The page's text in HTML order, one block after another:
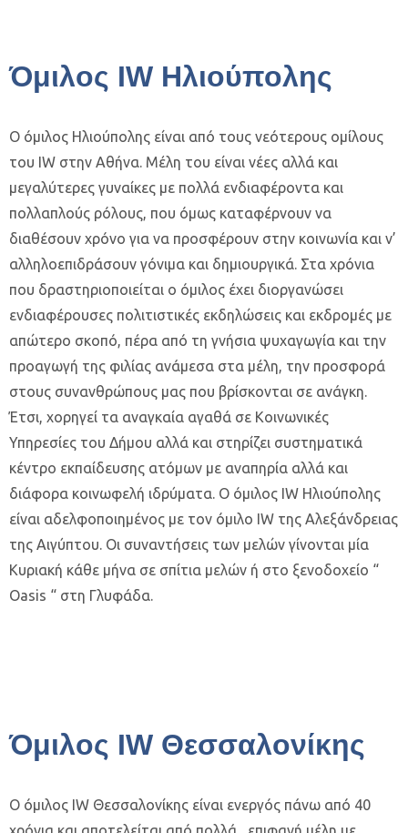
Όμιλος IW Ηλιούπολης
Ο όμιλος Ηλιούπολης είναι από τους νεότερους ομίλους
του IW στην Αθήνα. Μέλη του είναι νέες αλλά και
μεγαλύτερες γυναίκες με πολλά ενδιαφέροντα και
πολλαπλούς ρόλους, που όμως καταφέρνουν να
διαθέσουν χρόνο για να προσφέρουν στην κοινωνία και ν’
αλληλοεπιδράσουν γόνιμα και δημιουργικά. Στα χρόνια
που δραστηριοποιείται ο όμιλος έχει διοργανώσει
ενδιαφέρουσες πολιτιστικές εκδηλώσεις και εκδρομές με
απώτερο σκοπό, πέρα από τη γνήσια ψυχαγωγία και την
προαγωγή της φιλίας ανάμεσα στα μέλη, την προσφορά
στους συνανθρώπους μας που βρίσκονται σε ανάγκη.
Έτσι, χορηγεί τα αναγκαία αγαθά σε Κοινωνικές
Υπηρεσίες του Δήμου αλλά και στηρίζει συστηματικά
κέντρο εκπαίδευσης ατόμων με αναπηρία αλλά και
διάφορα κοινωφελή ιδρύματα. Ο όμιλος IW Ηλιούπολης
είναι αδελφοποιημένος με τον όμιλο IW της Αλεξάνδρειας
της Αιγύπτου. Οι συναντήσεις των μελών γίνονται μία
Κυριακή κάθε μήνα σε σπίτια μελών ή στο ξενοδοχείο “
Oasis “ στη Γλυφάδα.
Όμιλος IW Θεσσαλονίκης
Ο όμιλος IW Θεσσαλονίκης είναι ενεργός πάνω από 40